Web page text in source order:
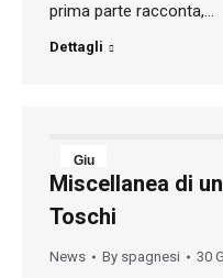
prima parte racconta,…
Dettagli
Giu
30
2023
Miscellanea di
Toschi
News By spagnesi 30